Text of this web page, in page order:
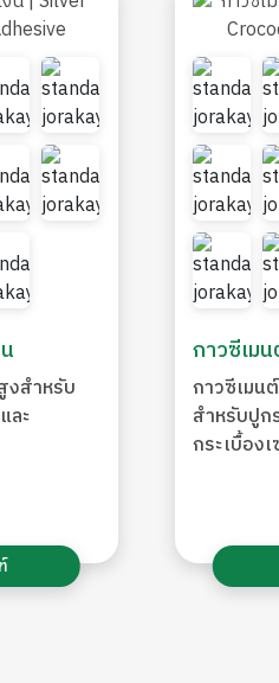
งสำหรับ
ละ
กาวซีเมน
กาวซีเมน
สำหรับปูก
กระเบื้อง